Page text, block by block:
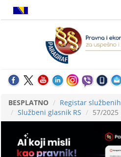
BESPLATNO
Registar
Službeni glasnik RS
57/2025